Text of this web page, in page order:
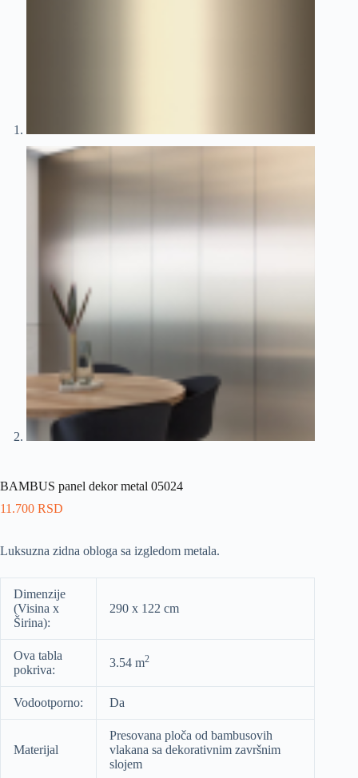
BAMBUS panel dekor metal 05024
11.700 RSD
Luksuzna zidna obloga sa izgledom metala.
Dimenzije
(Visina x
Širina):
290 x 122 cm
Ova tabla
pokriva:
3.54 m2
Vodootporno: Da
Materijal
Presovana ploča od bambusovih
vlakana sa dekorativnim završnim
slojem